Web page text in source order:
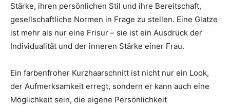
Stärke, ihren persönlichen Stil und ihre Bereitschaft,
gesellschaftliche Normen in Frage zu stellen. Eine Glatze
ist mehr als nur eine Frisur – sie ist ein Ausdruck der
Individualität und der inneren Stärke einer Frau.
Ein farbenfroher Kurzhaarschnitt ist nicht nur ein Look,
der Aufmerksamkeit erregt, sondern er kann auch eine
Möglichkeit sein, die eigene Persönlichkeit